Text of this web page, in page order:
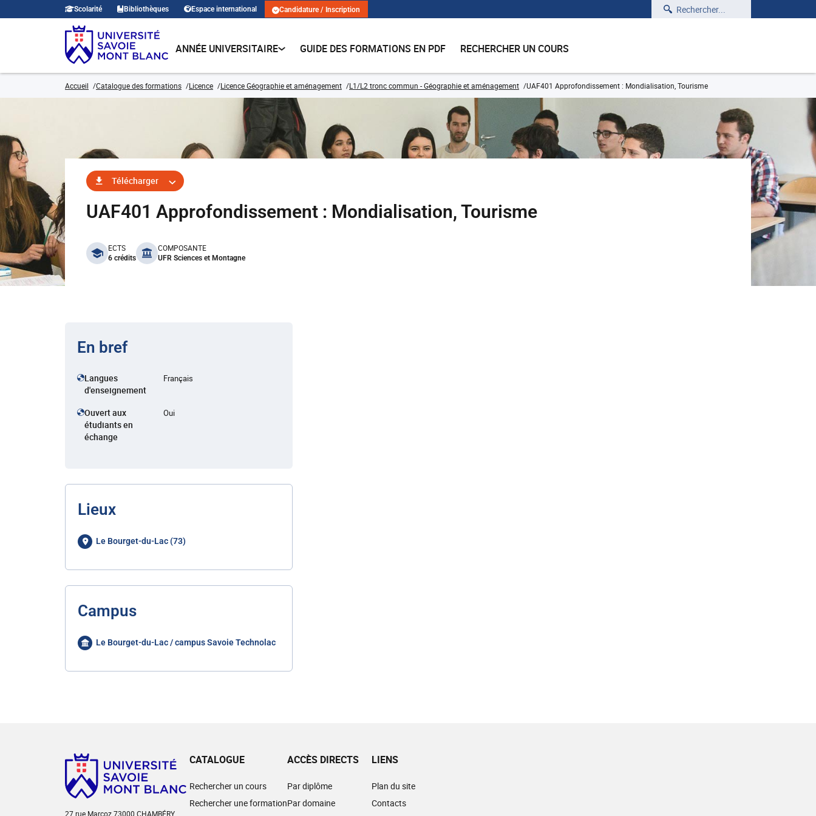
Scolarité Bibliothèques Espace international Candidature / Inscription Rechercher
ANNÉE UNIVERSITAIRE GUIDE DES FORMATIONS EN PDF RECHERCHER UN COURS
Accueil Catalogue des formations Licence Licence Géographie et aménagement L1/L2 tronc commun - Géographie et aménagement UAF401 Approfondissement : Mondialisation, Tourisme
Télécharger
UAF401 Approfondissement : Mondialisation, Tourisme
benefits
ECTS
6 crédits
COMPOSANTE
UFR Sciences et Montagne
En bref
Langues
d'enseignement
Français
Ouvert aux
étudiants en
échange
Oui
Lieux
Le Bourget-du-Lac (73)
Campus
Le Bourget-du-Lac / campus Savoie Technolac
27 rue Marcoz 73000 CHAMBÉRY
CATALOGUE
Rechercher un cours
Rechercher une formation
ACCÈS DIRECTS
Par diplôme
Par domaine
LIENS
Plan du site
Contacts